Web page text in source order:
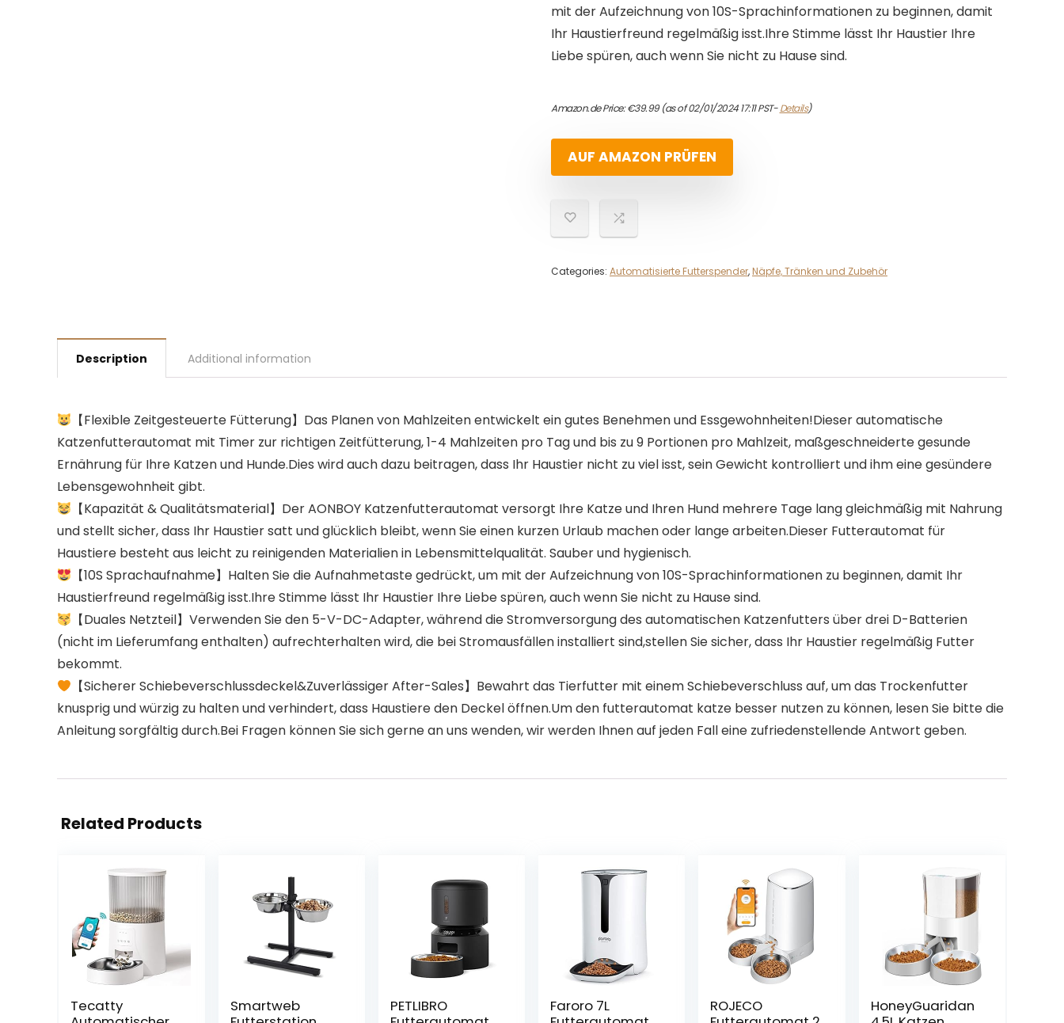
mit der Aufzeichnung von 10S-Sprachinformationen zu beginnen, damit
Ihr Haustierfreund regelmäßig isst.Ihre Stimme lässt Ihr Haustier Ihre
Liebe spüren, auch wenn Sie nicht zu Hause sind.
Amazon.de Price:€39.99(as of 02/01/2024 17:11 PST-Details)
AUF AMAZON PRÜFEN
Categories: Automatisierte Futterspender,Näpfe, Tränken und Zubehör
Description Additional information
【Flexible Zeitgesteuerte Fütterung】Das Planen von Mahlzeiten entwickelt ein gutes Benehmen und Essgewohnheiten!Dieser automatische
Katzenfutterautomat mit Timer zur richtigen Zeitfütterung, 1-4 Mahlzeiten pro Tag und bis zu 9 Portionen pro Mahlzeit, maßgeschneiderte gesunde
Ernährung für Ihre Katzen und Hunde.Dies wird auch dazu beitragen, dass Ihr Haustier nicht zu viel isst, sein Gewicht kontrolliert und ihm eine gesündere
Lebensgewohnheit gibt.
【Kapazität & Qualitätsmaterial】Der AONBOY Katzenfutterautomat versorgt Ihre Katze und Ihren Hund mehrere Tage lang gleichmäßig mit Nahrung
und stellt sicher, dass Ihr Haustier satt und glücklich bleibt, wenn Sie einen kurzen Urlaub machen oder lange arbeiten.Dieser Futterautomat für
Haustiere besteht aus leicht zu reinigenden Materialien in Lebensmittelqualität. Sauber und hygienisch.
【10S Sprachaufnahme】Halten Sie die Aufnahmetaste gedrückt, um mit der Aufzeichnung von 10S-Sprachinformationen zu beginnen, damit Ihr
Haustierfreund regelmäßig isst.Ihre Stimme lässt Ihr Haustier Ihre Liebe spüren, auch wenn Sie nicht zu Hause sind.
【Duales Netzteil】Verwenden Sie den 5-V-DC-Adapter, während die Stromversorgung des automatischen Katzenfutters über drei D-Batterien
(nicht im Lieferumfang enthalten) aufrechterhalten wird, die bei Stromausfällen installiert sind,stellen Sie sicher, dass Ihr Haustier regelmäßig Futter
bekommt.
【Sicherer Schiebeverschlussdeckel&Zuverlässiger After-Sales】Bewahrt das Tierfutter mit einem Schiebeverschluss auf, um das Trockenfutter
knusprig und würzig zu halten und verhindert, dass Haustiere den Deckel öffnen.Um den futterautomat katze besser nutzen zu können, lesen Sie bitte die
Anleitung sorgfältig durch.Bei Fragen können Sie sich gerne an uns wenden, wir werden Ihnen auf jeden Fall eine zufriedenstellende Antwort geben.
Related Products
Tecatty
Smartweb
PETLIBRO
Faroro 7L
ROJECO
HoneyGuaridan